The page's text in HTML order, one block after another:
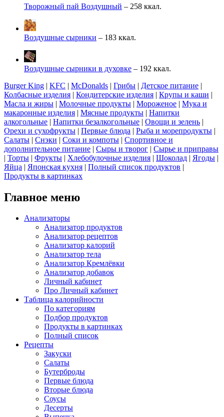
Творожный пай Воздушный – 258 ккал.
Воздушные сырники – 183 ккал.
Воздушные сырники в духовке – 192 ккал.
Burger King | KFC | McDonalds | Грибы | Детское питание |
Колбасные изделия | Кондитерские изделия | Крупы и каши |
Масла и жиры | Молочные продукты | Мороженое | Мука и
макаронные изделия | Мясные продукты | Напитки
алкогольные | Напитки безалкогольные | Овощи и зелень |
Орехи и сухофрукты | Первые блюда | Рыба и морепродукты |
Салаты | Снэки | Соки и компоты | Спортивное и
дополнительное питание | Сыры и творог | Сырье и приправы
| Торты | Фрукты | Хлебобулочные изделия | Шоколад | Ягоды |
Яйца | Японская кухня | Полный список продуктов |
Продукты в картинках
Главное меню
Анализаторы
Анализатор продуктов
Анализатор рецептов
Анализатор калорий
Анализатор тела
Анализатор Кремлёвки
Анализатор добавок
Личный кабинет
Про Личный кабинет
Таблица калорийности
По категориям
Подбор продуктов
Продукты в картинках
Полный список
Рецепты
Закуски
Салаты
Бутерброды
Первые блюда
Вторые блюда
Соусы
Десерты